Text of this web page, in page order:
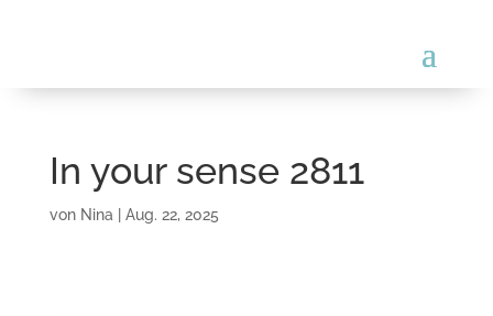
In your sense 2811
von Nina Aug. 22, 2025